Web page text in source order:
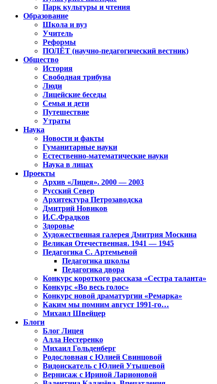
Парк культуры и чтения
Образование
Школа и вуз
Учитель
Реформы
ПОЛЁТ (научно-педагогический вестник)
Общество
История
Свободная трибуна
Люди
Лицейские беседы
Семья и дети
Путешествие
Утраты
Наука
Новости и факты
Гуманитарные науки
Естественно-математические науки
Наука в лицах
Проекты
Архив «Лицея». 2000 — 2003
Русский Север
Архитектура Петрозаводска
Дмитрий Новиков
И.С.Фрадков
Здоровье
Художественная галерея Дмитрия Москина
Великая Отечественная. 1941 — 1945
Педагогика С. Артемьевой
Педагогика школы
Педагогика двора
Конкурс короткого рассказа «Сестра таланта»
Конкурс «Во весь голос»
Конкурс новой драматургии «Ремарка»
Каким мы помним август 1991-го…
Михаил Швейцер
Блоги
Блог Лицея
Алла Нестеренко
Михаил Гольденберг
Родословная с Юлией Свинцовой
Видоискатель с Юлией Утышевой
Вернисаж с Ириной Ларионовой